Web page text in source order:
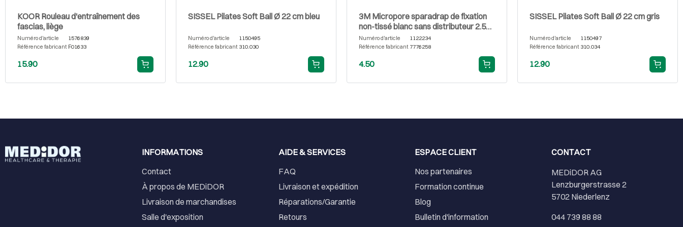
KOOR Rouleau d'entraînement des
fascias, liège
Numéro d'article
1576839
Référence fabricant F01633
15.90
SISSEL Pilates Soft Ball Ø 22 cm bleu
Numéro d'article
1150495
Référence fabricant 310.030
12.90
3M Micropore sparadrap de fixation
non-tissé blanc sans distributeur 2.5
cm x 5 m
Numéro d'article
1122234
Référence fabricant 7776258
4.50
SISSEL Pilates Soft Ball Ø 22 cm gris
Numéro d'article
1150497
Référence fabricant 310.034
12.90
INFORMATIONS
Contact
À propos de MEDiDOR
Livraison de marchandises
Salle d'exposition
AIDE & SERVICES
FAQ
Livraison et expédition
Réparations/Garantie
Retours
ESPACE CLIENT
Nos partenaires
Formation continue
Blog
Bulletin d'information
CONTACT
MEDiDOR AG
Lenzburgerstrasse 2
5702 Niederlenz
044 739 88 88